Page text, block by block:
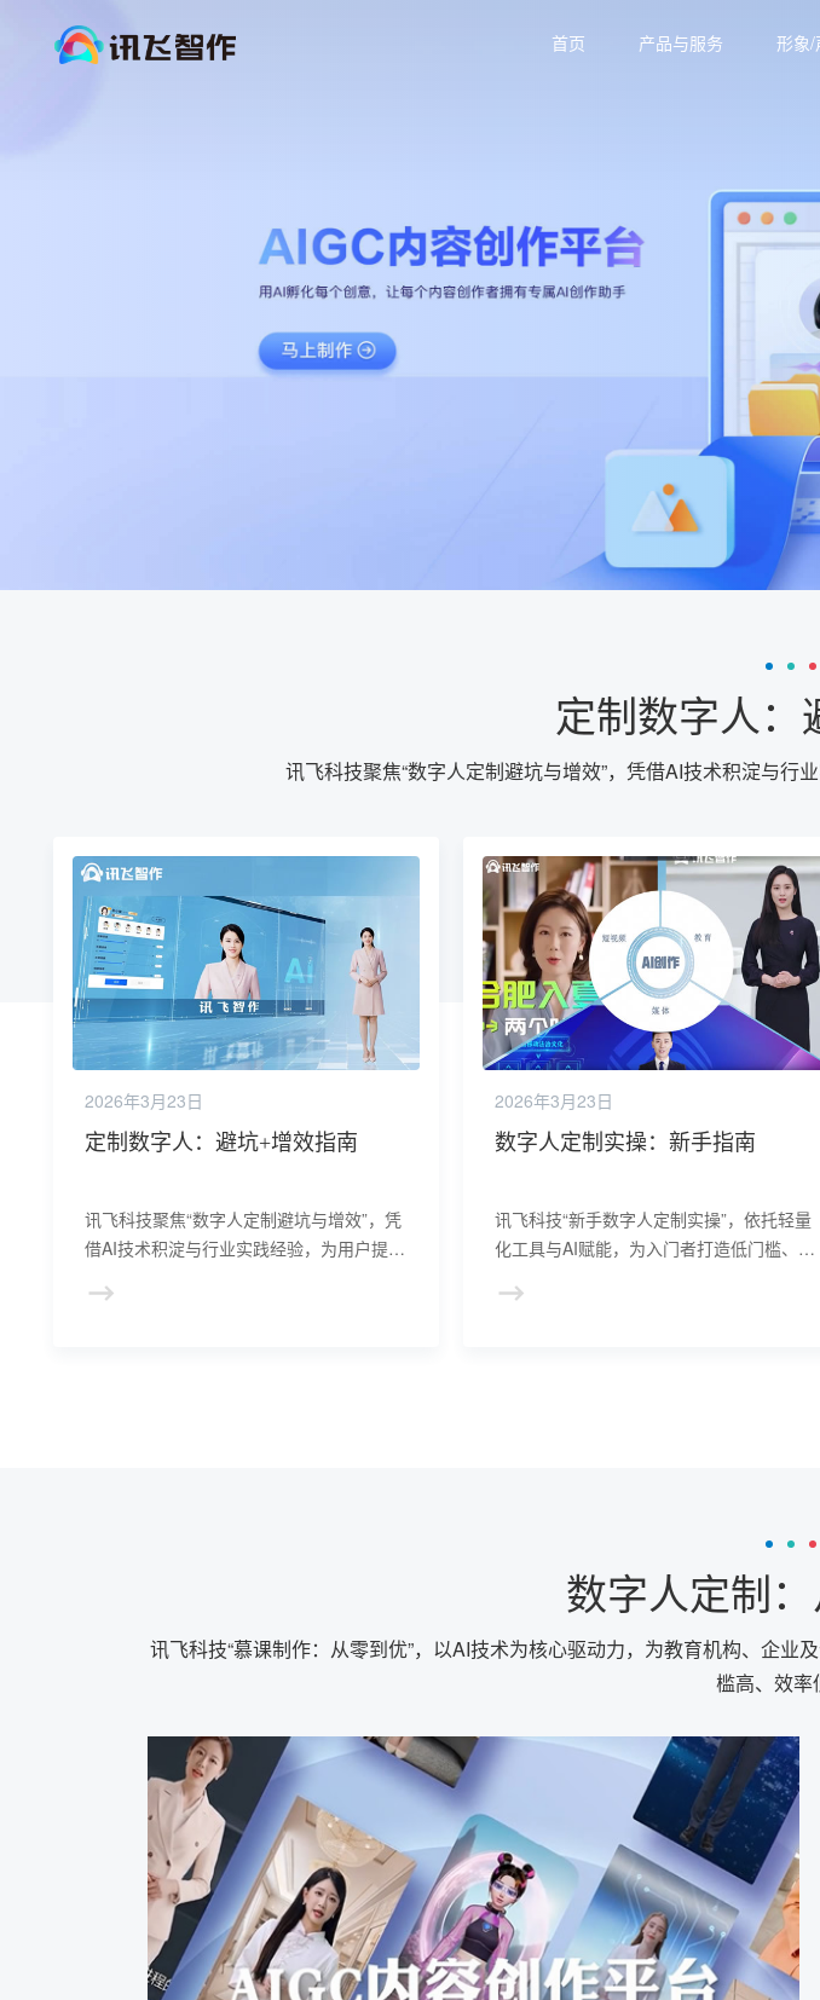
首页 产品与服务 形象/
定制数字人：
讯飞科技聚焦“数字人定制避坑与增效”，凭借AI技术积淀与行
2026年3月23日
定制数字人：避坑+增效指南
讯飞科技聚焦“数字人定制避坑与增效”，凭
借AI技术积淀与行业实践经验，为用户提供
2026年3月23日
数字人定制实操：新手指南
讯飞科技“新手数字人定制实操”，依托轻量
化工具与AI赋能，为入门者打造低门槛、高
数字人定制
讯飞科技“慕课制作：从零到优”，以AI技术为核心驱动力，为教育机构、企
槛高、效率